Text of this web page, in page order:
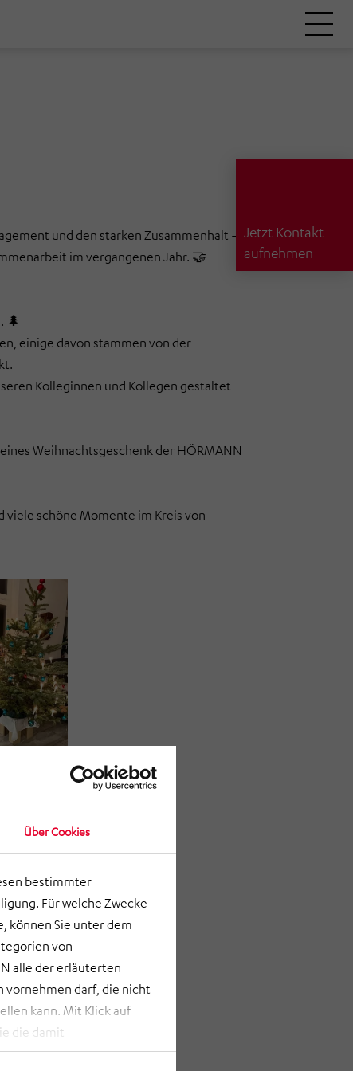
Über Cookies
bestimmter
Für welche Zwecke
können Sie unter dem
von
alle der erläuterten
vornehmen darf, die nicht
kann. Mit Klick auf
die damit
Klick auf „ANPASSEN“
Jetzt Kontakt
aufnehmen
und den starken Zusammenhalt –
im vergangenen Jahr. 🤝
🌲
einige davon stammen von der
Kolleginnen und Kollegen gestaltet
Weihnachtsgeschenk der HÖRMANN
viele schöne Momente im Kreis von